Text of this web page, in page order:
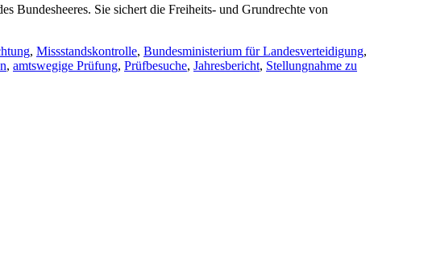
Bundesheeres. Sie sichert die Freiheits- und Grundrechte von
, Missstandskontrolle, Bundesministerium für Landesverteidigung,
, amtswegige Prüfung, Prüfbesuche, Jahresbericht, Stellungnahme zu